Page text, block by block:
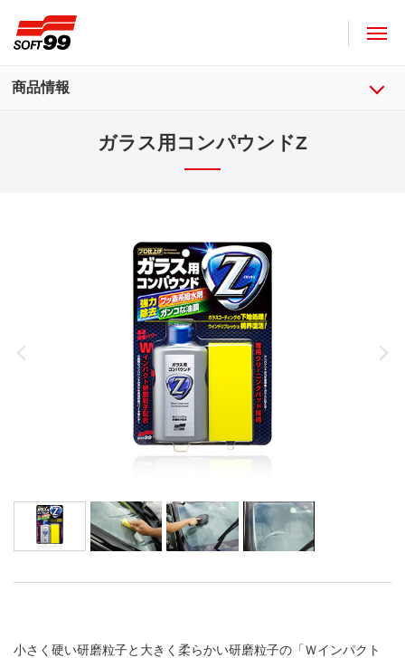
商品情報
ガラス用コンパウンドZ
小さく硬い研磨粒子と大きく柔らかい研磨粒子の「Ｗインパクト